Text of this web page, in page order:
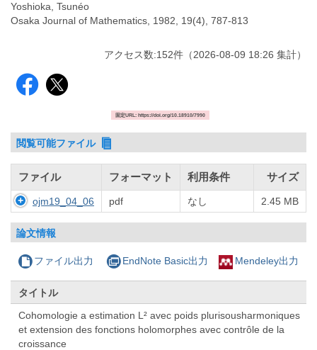
Yoshioka, Tsunéo
Osaka Journal of Mathematics, 1982, 19(4), 787-813
アクセス数:152件 （2026-08-09 18:26 集計）
固定URL: https://doi.org/10.18910/7990
閲覧可能ファイル
ファイル フォーマット 利用条件 サイズ
ojm19_04_06 pdf なし 2.45 MB
論文情報
ファイル出力 EndNote Basic出力 Mendeley出力
タイトル
Cohomologie a estimation L² avec poids plurisousharmoniques
et extension des fonctions holomorphes avec contrôle de la
croissance